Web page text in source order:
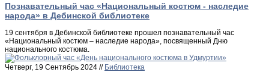
Познавательный час «Национальный костюм - наследие
народа» в Дебинской библиотеке
19 сентября в Дебинской библиотеке прошел познавательный час
«Национальный костюм – наследие народа», посвященный Дню
национального костюма.
Четверг, 19 Сентябрь 2024 // Библиотека